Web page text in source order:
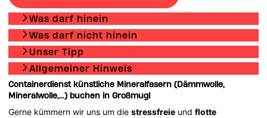
Was darf hinein
Was darf nicht hinein
Unser Tipp
Allgemeiner Hinweis
Containerdienst künstliche Mineralfasern (Dämmwolle,
Mineralwolle,...) buchen in Großmugl
Gerne kümmern wir uns um diestressfreie undflotte